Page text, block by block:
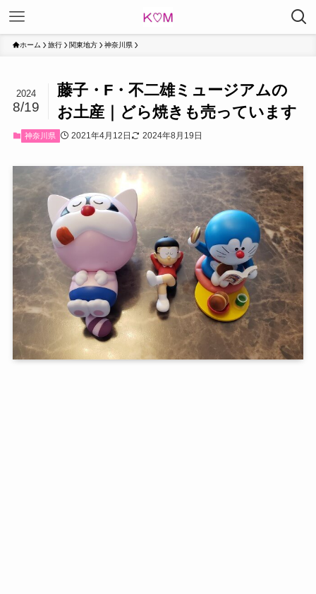
ホーム 旅行 関東地方 神奈川県
藤子・F・不二雄ミュージアムの
お土産｜どら焼きも売っています
2024
8/19
神奈川県 2021年4月12日 2024年8月19日